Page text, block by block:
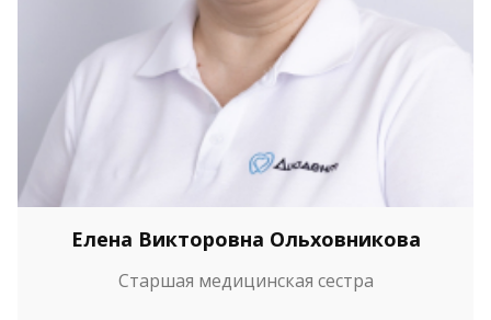
Елена Викторовна Ольховникова
Старшая медицинская сестра